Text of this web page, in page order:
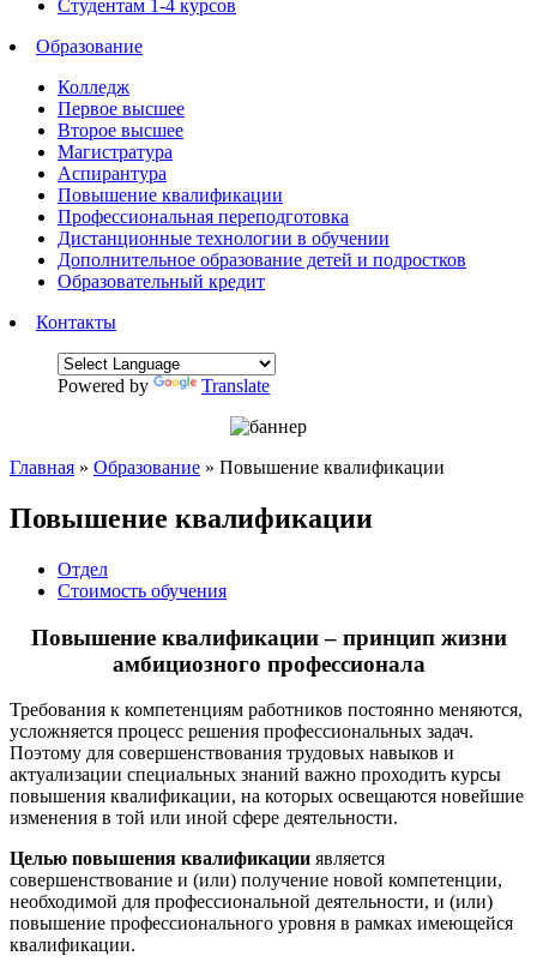
Студентам 1-4 курсов
Образование
Колледж
Первое высшее
Второе высшее
Магистратура
Аспирантура
Повышение квалификации
Профессиональная переподготовка
Дистанционные технологии в обучении
Дополнительное образование детей и подростков
Образовательный кредит
Контакты
Powered by Translate
Главная » Образование » Повышение квалификации
Повышение квалификации
Отдел
Стоимость обучения
Повышение квалификации – принцип жизни
амбициозного профессионала
Требования к компетенциям работников постоянно меняются,
усложняется процесс решения профессиональных задач.
Поэтому для совершенствования трудовых навыков и
актуализации специальных знаний важно проходить курсы
повышения квалификации, на которых освещаются новейшие
изменения в той или иной сфере деятельности.
Целью повышения квалификации является
совершенствование и (или) получение новой компетенции,
необходимой для профессиональной деятельности, и (или)
повышение профессионального уровня в рамках имеющейся
квалификации.